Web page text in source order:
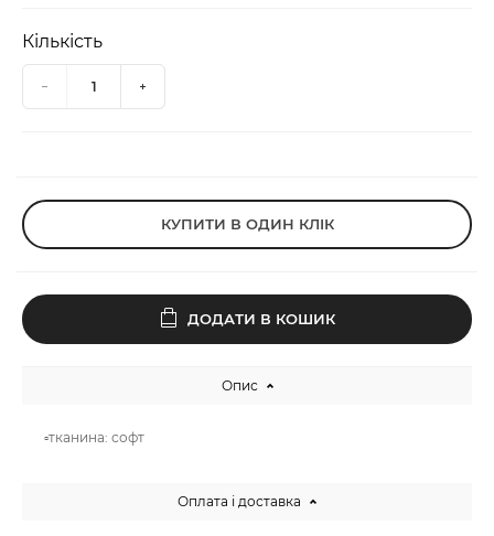
Кількість
КУПИТИ В ОДИН КЛІК
ДОДАТИ В КОШИК
Опис
▫️тканина: софт
Оплата і доставка